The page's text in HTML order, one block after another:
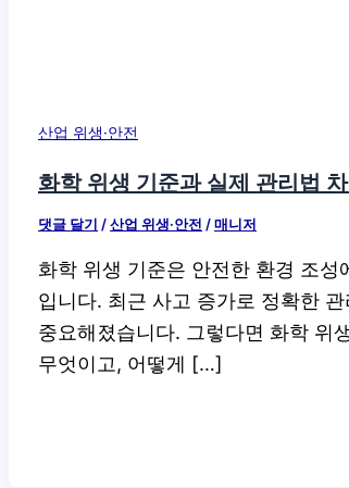
산업 위생·안전
화학 위생 기준과 실제 관리법
댓글 달기 /산업 위생·안전 /매니저
화학 위생 기준은 안전한 환경 조성
입니다. 최근 사고 증가로 정확한
중요해졌습니다. 그렇다면 화학 위
무엇이고, 어떻게 […]